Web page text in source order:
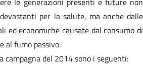
per la salute, ma anche dalle
ed economiche causate dal consumo di
al fumo passivo.
campagna del 2014 sono i seguenti: